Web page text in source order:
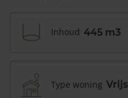
Inhoud 445 m3
Type woning